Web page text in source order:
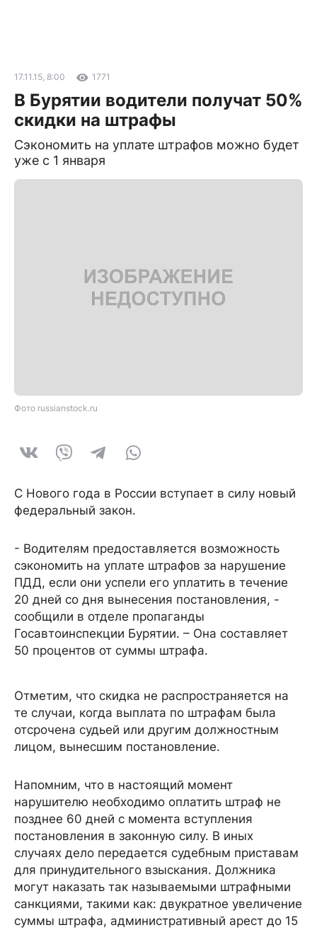
17.11.15, 8:00 1771
В Бурятии водители получат 50%
скидки на штрафы
Сэкономить на уплате штрафов можно будет
уже с 1 января
Фото russianstock.ru
С Нового года в России вступает в силу новый
федеральный закон.
- Водителям предоставляется возможность
сэкономить на уплате штрафов за нарушение
ПДД, если они успели его уплатить в течение
20 дней со дня вынесения постановления, -
сообщили в отделе пропаганды
Госавтоинспекции Бурятии. – Она составляет
50 процентов от суммы штрафа.
Отметим, что скидка не распространяется на
те случаи, когда выплата по штрафам была
отсрочена судьей или другим должностным
лицом, вынесшим постановление.
Напомним, что в настоящий момент
нарушителю необходимо оплатить штраф не
позднее 60 дней с момента вступления
постановления в законную силу. В иных
случаях дело передается судебным приставам
для принудительного взыскания. Должника
могут наказать так называемыми штрафными
санкциями, такими как: двукратное увеличение
суммы штрафа, административный арест до 15